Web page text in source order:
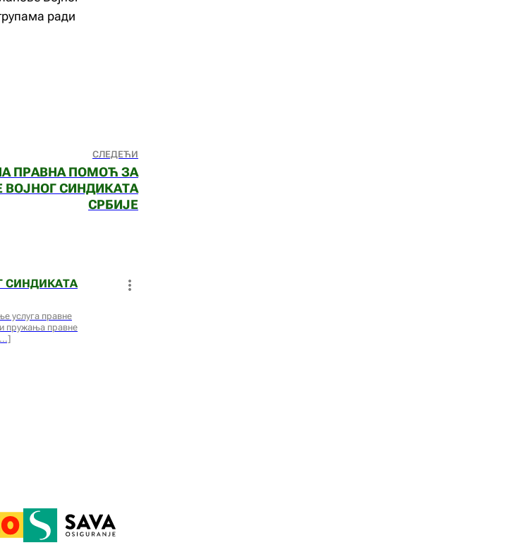
ради
СЛЕДЕЋИ
ПРАВНА ПОМОЋ ЗА
ВОЈНОГ СИНДИКАТА
СРБИЈЕ
СИНДИКАТА
услуга правне
пружања правне